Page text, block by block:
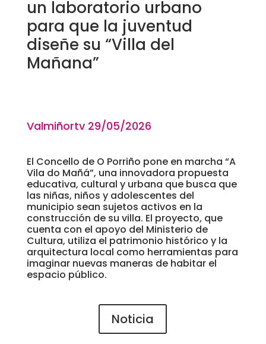
un laboratorio urbano
para que la juventud
diseñe su “Villa del
Mañana”
Valmiñortv 29/05/2026
El Concello de O Porriño pone en marcha “A
Vila do Mañá”, una innovadora propuesta
educativa, cultural y urbana que busca que
las niñas, niños y adolescentes del
municipio sean sujetos activos en la
construcción de su villa. El proyecto, que
cuenta con el apoyo del Ministerio de
Cultura, utiliza el patrimonio histórico y la
arquitectura local como herramientas para
imaginar nuevas maneras de habitar el
espacio público.
Noticia